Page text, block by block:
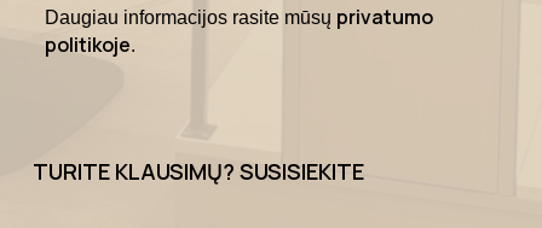
Daugiau informacijos rasite mūsų privatumo
politikoje.
TURITE KLAUSIMŲ? SUSISIEKITE